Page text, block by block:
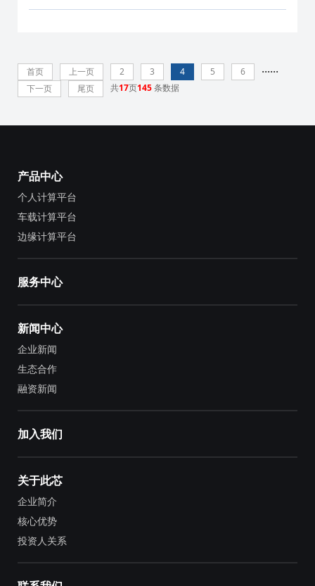
首页 上一页 ···
2 3 4 5 6 ···
下一页 尾页 共17页145条数据
产品中心
个人计算平台
车载计算平台
边缘计算平台
服务中心
新闻中心
企业新闻
生态合作
融资新闻
加入我们
关于此芯
企业简介
核心优势
投资人关系